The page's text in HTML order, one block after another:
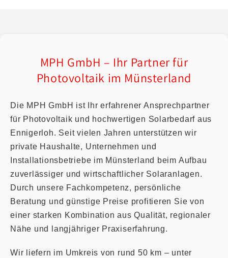
MPH GmbH – Ihr Partner für
Photovoltaik im Münsterland
Die MPH GmbH ist Ihr erfahrener Ansprechpartner
für Photovoltaik und hochwertigen Solarbedarf aus
Ennigerloh. Seit vielen Jahren unterstützen wir
private Haushalte, Unternehmen und
Installationsbetriebe im Münsterland beim Aufbau
zuverlässiger und wirtschaftlicher Solaranlagen.
Durch unsere Fachkompetenz, persönliche
Beratung und günstige Preise profitieren Sie von
einer starken Kombination aus Qualität, regionaler
Nähe und langjähriger Praxiserfahrung.
Wir liefern im Umkreis von rund 50 km – unter